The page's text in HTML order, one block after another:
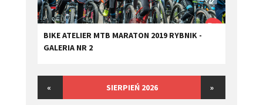
BIKE ATELIER MTB MARATON 2019 RYBNIK -
GALERIA NR 2
« SIERPIEŃ 2026 »